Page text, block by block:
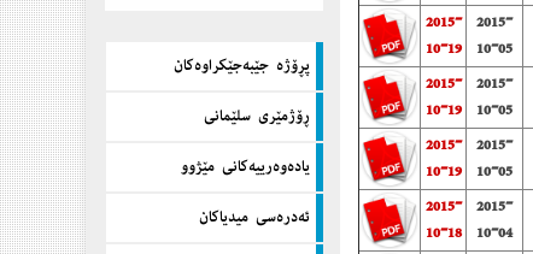
پڕۆژه‌ جێبه‌جێكراوه‌كان
ڕۆژمێری سلێمانی
یاده‌وه‌رییه‌كانی مێژوو
ئه‌دره‌سی میدیاكان
2015-
10-05
2015-
10-19
2015-
10-05
2015-
10-19
2015-
10-05
2015-
10-19
2015-
10-04
2015-
10-18